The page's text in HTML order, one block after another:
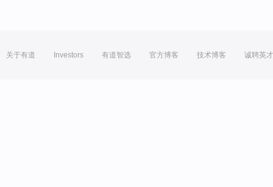
关于有道 Investors 有道智选 官方博客 技术博客 诚聘英才